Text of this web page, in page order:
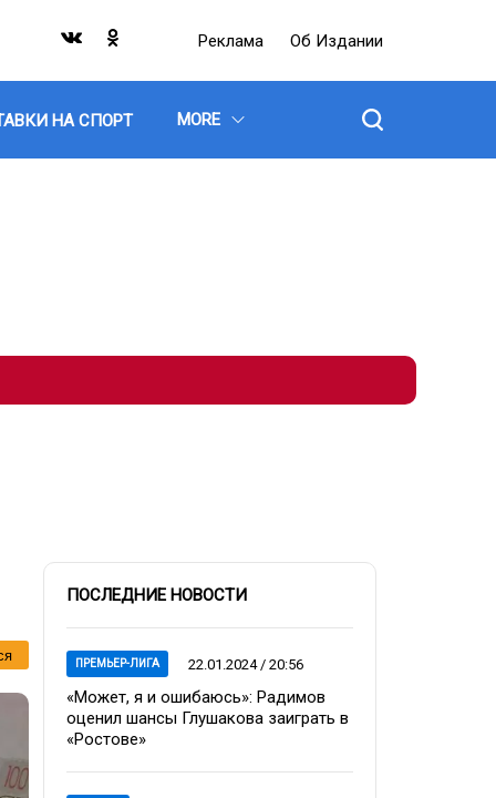
Реклама Об Издании
НА СПОРТ MORE
ПОСЛЕДНИЕ НОВОСТИ
ПРЕМЬЕР-ЛИГА 22.01.2024 / 20:56
«Может, я и ошибаюсь»: Радимов
оценил шансы Глушакова заиграть в
«Ростове»